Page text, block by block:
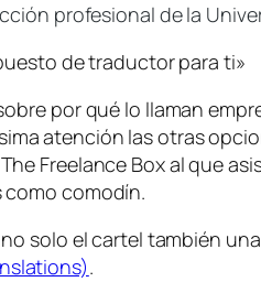
profesional de la
de traductor para ti»
por qué lo llaman
atención las otras
Freelance Box al que
como comodín.
solo el cartel también
.